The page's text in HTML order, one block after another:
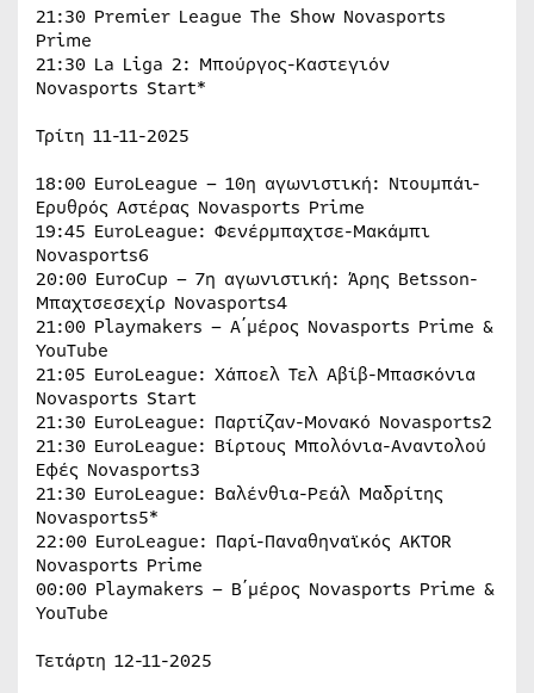
21:30 Premier League The Show Novasports
Prime
21:30 La Liga 2: Μπούργος-Καστεγιόν
Novasports Start*
Τρίτη 11-11-2025
18:00 EuroLeague – 10η αγωνιστική: Ντουμπάι-
Ερυθρός Αστέρας Novasports Prime
19:45 EuroLeague: Φενέρμπαχτσε-Μακάμπι
Novasports6
20:00 EuroCup – 7η αγωνιστική: Άρης Betsson-
Μπαχτσεσεχίρ Novasports4
21:00 Playmakers – Α΄μέρος Novasports Prime &
YouTube
21:05 EuroLeague: Χάποελ Τελ Αβίβ-Μπασκόνια
Novasports Start
21:30 EuroLeague: Παρτίζαν-Μονακό Novasports2
21:30 EuroLeague: Βίρτους Μπολόνια-Αναντολού
Εφές Novasports3
21:30 EuroLeague: Βαλένθια-Ρεάλ Μαδρίτης
Novasports5*
22:00 EuroLeague: Παρί-Παναθηναϊκός AKTOR
Novasports Prime
00:00 Playmakers – B΄μέρος Novasports Prime &
YouTube
Τετάρτη 12-11-2025